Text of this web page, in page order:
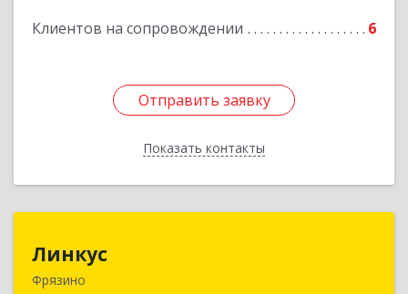
Клиентов на сопровождении 6
Отправить заявку
Показать контакты
Отправить заявку
Назад
Линкус
Фрязино
141191, Московская обл, Фрязино г, Ленина ул,